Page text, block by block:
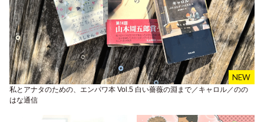
私とアナタのための、エンパワ本 Vol.5 白い薔薇の淵まで／キャロル／のの
はな通信